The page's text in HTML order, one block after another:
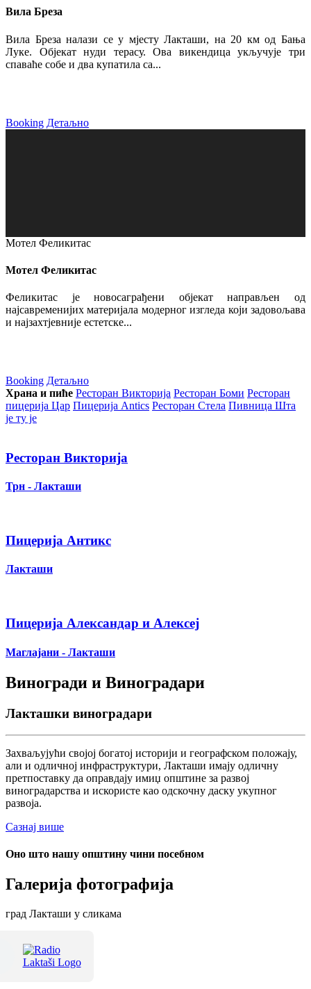
Вила Бреза
Вила Бреза налази се у мјесту Лакташи, на 20 км од Бања
Луке. Објекат нуди терасу. Ова викендица укључује три
спаваће собе и два купатила са...
Booking Детаљно
Мотел Феликитас
Мотел Феликитас
Феликитас је новосаграђени објекат направљен од
најсавременијих материјала модерног изгледа који задовољава
и најзахтјевније естетске...
Booking Детаљно
Храна и пиће Ресторан Викторија Ресторан Боми Ресторан
пицерија Цар Пицерија Аntics Ресторан Стела Пивница Шта
је ту је
Ресторан Викторија
Трн - Лакташи
Пицерија Антикс
Лакташи
Пицерија Александар и Алексеј
Маглајани - Лакташи
Виногради и Виноградари
Лакташки виноградари
Захваљујући својој богатој историји и географском положају,
али и одличној инфраструктури, Лакташи имају одличну
претпоставку да оправдају имиџ општине за развој
виноградарства и искористе као одскочну даску укупног
развоја.
Сазнај више
Оно што нашу општину чини посебном
Галерија фотографија
град Лакташи у сликама
Терме Лакташи